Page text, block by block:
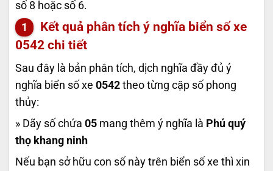
số 8 hoặc số 6.
Kết quả phân tích ý nghĩa biển số xe
0542 chi tiết
Sau đây là bản phân tích, dịch nghĩa đầy đủ ý
nghĩa biển số xe 0542 theo từng cặp số phong
thủy:
» Dãy số chứa 05 mang thêm ý nghĩa là Phú quý
thọ khang ninh
Nếu bạn sở hữu con số này trên biển số xe thì xin